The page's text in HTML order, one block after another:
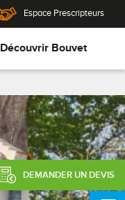
Espace Prescripteurs
Découvrir Bouvet
DEMANDER UN DEVIS